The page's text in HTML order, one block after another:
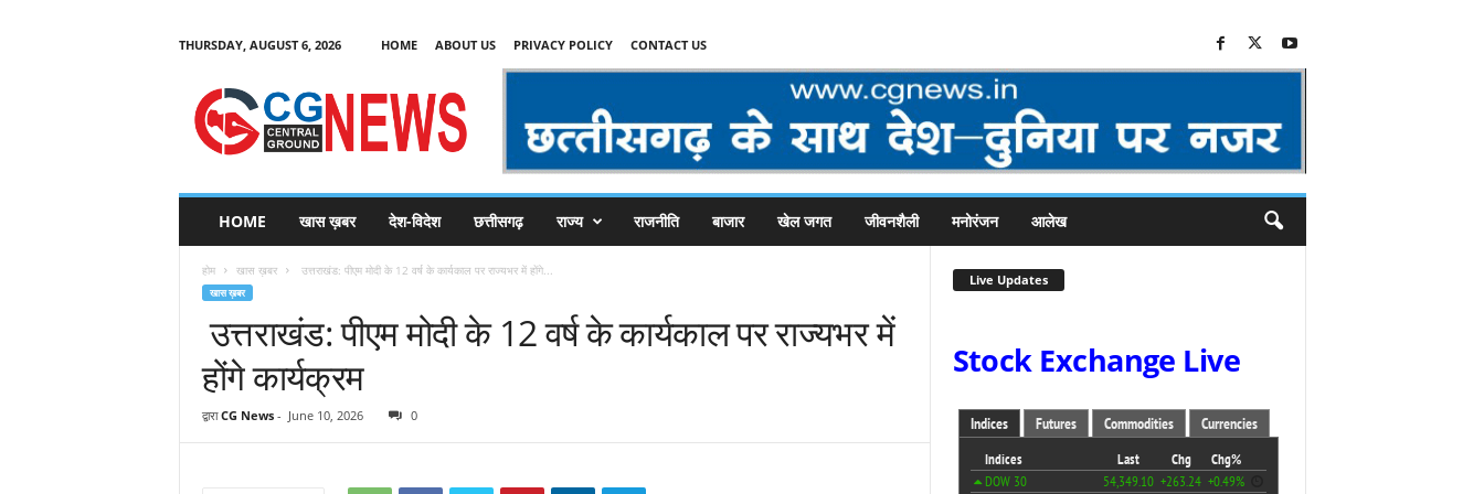
THURSDAY, AUGUST 6, 2026 HOME ABOUT US PRIVACY POLICY CONTACT US
C
HOME खास ख़बर देश-विदेश छत्तीसगढ़ राज्य राजनीति बाजार खेल जगत जीवनशैली मनोरंजन आलेख
होम खास ख़बर उत्तराखंड: पीएम मोदी के 12 वर्ष के कार्यकाल पर राज्यभर में होंगे...
खास ख़बर
उत्तराखंड: पीएम मोदी के 12 वर्ष के कार्यकाल पर राज्यभर में
होंगे कार्यक्रम
द्वारा CG News- June 10, 2026 0
Live Updates
Stock Exchange Live